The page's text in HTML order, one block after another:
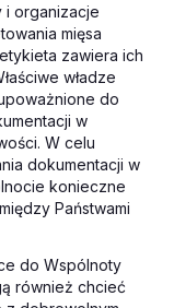
i organizacje
mięsa
zawiera ich
władze
do
w
W celu
dokumentacji w
konieczne
Państwami
do Wspólnoty
również chcieć